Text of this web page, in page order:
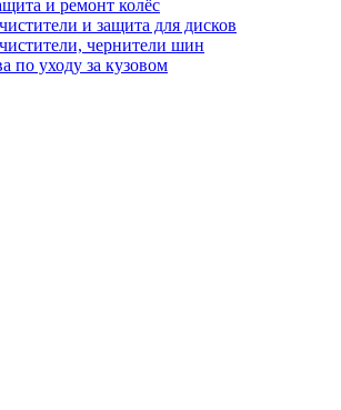
и ремонт колёс
и защита для дисков
чернители шин
по уходу за кузовом